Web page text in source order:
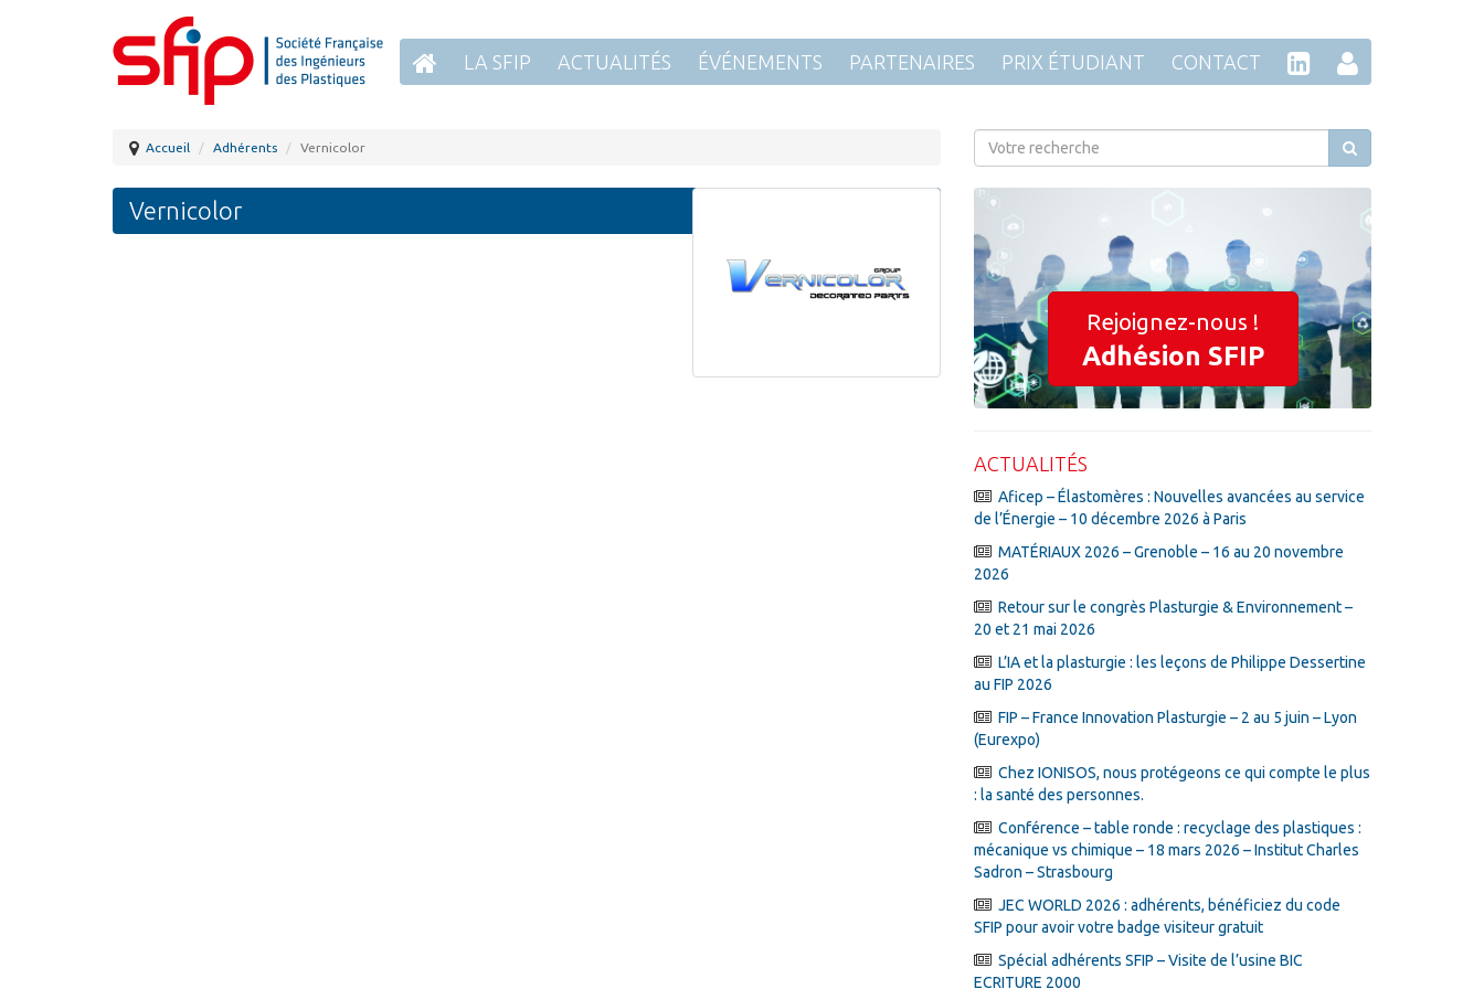
LA SFIP ACTUALITÉS ÉVÉNEMENTS PARTENAIRES PRIX ÉTUDIANT CONTACT
Accueil Adhérents Vernicolor
Vernicolor
Rejoignez-nous !
Adhésion SFIP
ACTUALITÉS
Aficep – Élastomères : Nouvelles avancées au service
de l’Énergie – 10 décembre 2026 à Paris
MATÉRIAUX 2026 – Grenoble – 16 au 20 novembre
2026
Retour sur le congrès Plasturgie & Environnement –
20 et 21 mai 2026
L’IA et la plasturgie : les leçons de Philippe Dessertine
au FIP 2026
FIP – France Innovation Plasturgie – 2 au 5 juin – Lyon
(Eurexpo)
Chez IONISOS, nous protégeons ce qui compte le plus
: la santé des personnes.
Conférence – table ronde : recyclage des plastiques :
mécanique vs chimique – 18 mars 2026 – Institut Charles
Sadron – Strasbourg
JEC WORLD 2026 : adhérents, bénéficiez du code
SFIP pour avoir votre badge visiteur gratuit
Spécial adhérents SFIP – Visite de l’usine BIC
ECRITURE 2000